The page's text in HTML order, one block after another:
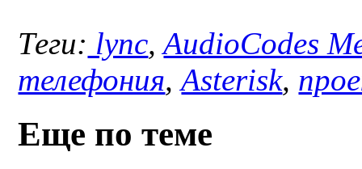
Теги: lync,AudioCodes
телефония,Asterisk,
Еще по теме